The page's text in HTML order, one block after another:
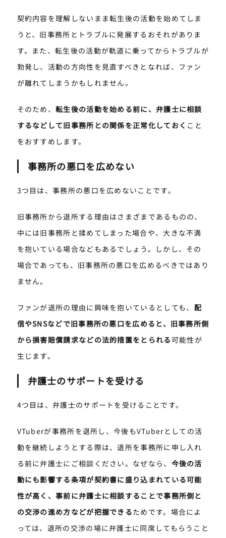
契約内容を理解しないまま転生後の活動を始めてしま
うと、旧事務所とトラブルに発展するおそれがありま
す。また、転生後の活動が軌道に乗ってからトラブルが
勃発し、活動の方向性を見直すべきとなれば、ファン
が離れてしまうかもしれません。
そのため、転生後の活動を始める前に、弁護士に相談
するなどして旧事務所との関係を正常化しておく こと
をおすすめします。
事務所の悪口を広めない
3つ目は、事務所の悪口を広めないことです。
旧事務所から退所する理由はさまざまであるものの、
中には旧事務所と揉めてしまった場合や、大きな不満
を抱いている場合などもあるでしょう。しかし、その
場合であっても、旧事務所の悪口を広めるべきではあり
ません。
ファンが退所の理由に興味を抱いているとしても、 配
信やSNSなどで旧事務所の悪口を広めると、旧事務所側
から損害賠償請求などの法的措置をとられる可能性が
生じます。
弁護士のサポートを受ける
4つ目は、弁護士のサポートを受けることです。
VTuberが事務所を退所し、今後もVTuberとしての活
動を継続しようとする際は、退所を事務所に申し入れ
る前に弁護士にご相談ください。なぜなら、 今後の活
動にも影響する条項が契約書に盛り込まれている可能
性が高く、事前に弁護士に相談することで事務所側と
の交渉の進め方などが把握できるためです。場合によ
っては、退所の交渉の場に弁護士に同席してもらうこと